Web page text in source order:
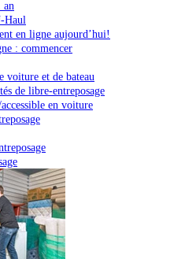
an
Haul
en ligne aujourd’hui!
: commencer
voiture et de bateau
de libre-entreposage
en voiture